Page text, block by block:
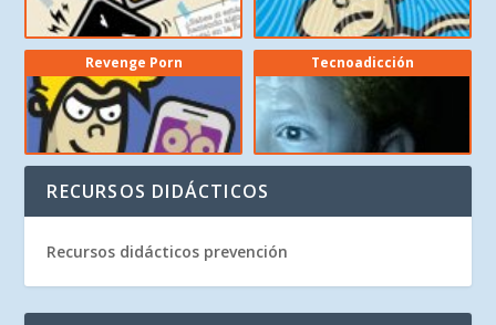
Revenge Porn Tecnoadicción
RECURSOS DIDÁCTICOS
Recursos didácticos prevención